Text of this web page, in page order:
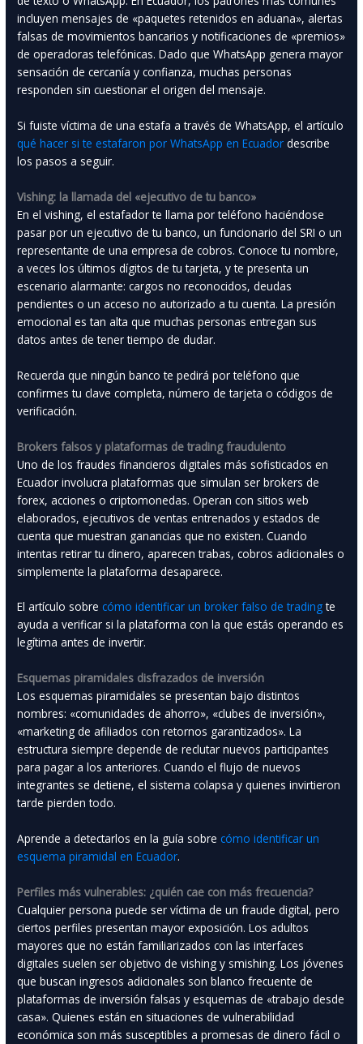
incluyen mensajes de «paquetes retenidos en aduana», alertas
falsas de movimientos bancarios y notificaciones de «premios»
de operadoras telefónicas. Dado que WhatsApp genera mayor
sensación de cercanía y confianza, muchas personas
responden sin cuestionar el origen del mensaje.
Si fuiste víctima de una estafa a través de WhatsApp, el artículo
qué hacer si te estafaron por WhatsApp en Ecuador describe
los pasos a seguir.
Vishing: la llamada del «ejecutivo de tu banco»
En el vishing, el estafador te llama por teléfono haciéndose
pasar por un ejecutivo de tu banco, un funcionario del SRI o un
representante de una empresa de cobros. Conoce tu nombre,
a veces los últimos dígitos de tu tarjeta, y te presenta un
escenario alarmante: cargos no reconocidos, deudas
pendientes o un acceso no autorizado a tu cuenta. La presión
emocional es tan alta que muchas personas entregan sus
datos antes de tener tiempo de dudar.
Recuerda que ningún banco te pedirá por teléfono que
confirmes tu clave completa, número de tarjeta o códigos de
verificación.
Brokers falsos y plataformas de trading fraudulento
Uno de los fraudes financieros digitales más sofisticados en
Ecuador involucra plataformas que simulan ser brokers de
forex, acciones o criptomonedas. Operan con sitios web
elaborados, ejecutivos de ventas entrenados y estados de
cuenta que muestran ganancias que no existen. Cuando
intentas retirar tu dinero, aparecen trabas, cobros adicionales o
simplemente la plataforma desaparece.
El artículo sobrecómo identificar un broker falso de tradingte
ayuda a verificar si la plataforma con la que estás operando es
legítima antes de invertir.
Esquemas piramidales disfrazados de inversión
Los esquemas piramidales se presentan bajo distintos
nombres: «comunidades de ahorro», «clubes de inversión»,
«marketing de afiliados con retornos garantizados». La
estructura siempre depende de reclutar nuevos participantes
para pagar a los anteriores. Cuando el flujo de nuevos
integrantes se detiene, el sistema colapsa y quienes invirtieron
tarde pierden todo.
Aprende a detectarlos en la guía sobrecómo identificar un
esquema piramidal en Ecuador.
Perfiles más vulnerables: ¿quién cae con más frecuencia?
Cualquier persona puede ser víctima de un fraude digital, pero
ciertos perfiles presentan mayor exposición. Los adultos
mayores que no están familiarizados con las interfaces
digitales suelen ser objetivo de vishing y smishing. Los jóvenes
que buscan ingresos adicionales son blanco frecuente de
plataformas de inversión falsas y esquemas de «trabajo desde
casa». Quienes están en situaciones de vulnerabilidad
económica son más susceptibles a promesas de dinero fácil o